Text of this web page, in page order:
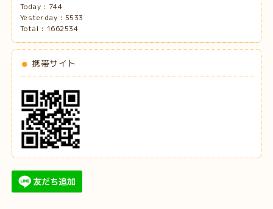
Today : 744
Yesterday : 5533
Total : 1662534
携帯サイト